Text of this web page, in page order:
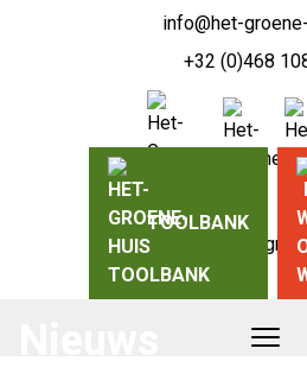
info@het-
+32 (0)468
TOOLBANK